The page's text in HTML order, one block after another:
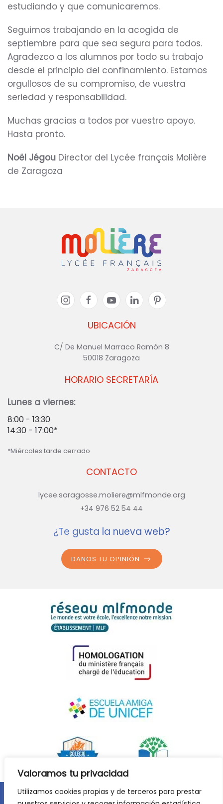
Valoramos tu privacidad
Utilizamos cookies propias y de terceros para prestar
estudiando y que comunicaremos.
Seguimos trabajando en la acogida de
septiembre para que sea segura para todos.
Agradezco a los alumnos por todo su trabajo
desde el principio del confinamiento. Estamos
orgullosos de su compromiso, de vuestra
seriedad y responsabilidad.
Muchas gracias a todos por vuestro apoyo.
Hasta pronto.
Noël Jégou Director del Lycée français Molière
de Zaragoza
UBICACIÓN
C/ De Manuel Marraco Ramón 8
50018 Zaragoza
CONTACTO
lycee.saragosse.moliere@mlfmonde.org
+34 976 52 54 44
HORARIO SECRETARÍA
Lunes a viernes:
8:00 - 13:30
14:30 - 17:00*
*Miércoles tarde cerrado
¿Te gusta la nueva web?
DANOS TU OPINIÓN